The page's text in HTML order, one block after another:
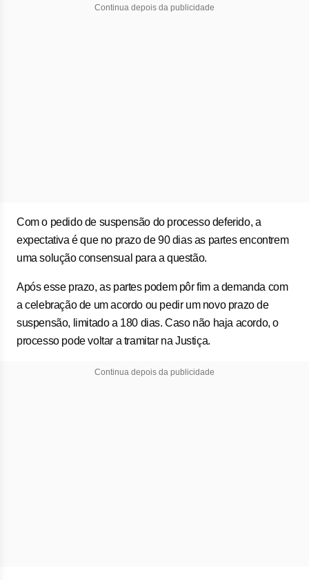
Continua depois da publicidade
Com o pedido de suspensão do processo deferido, a
expectativa é que no prazo de 90 dias as partes encontrem
uma solução consensual para a questão.
Após esse prazo, as partes podem pôr fim a demanda com
a celebração de um acordo ou pedir um novo prazo de
suspensão, limitado a 180 dias. Caso não haja acordo, o
processo pode voltar a tramitar na Justiça.
Continua depois da publicidade